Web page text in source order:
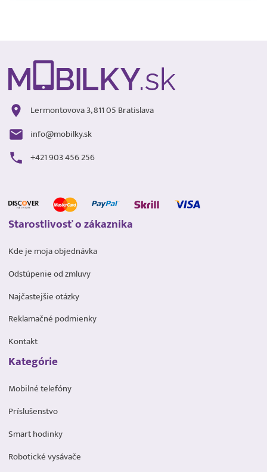
Lermontovova 3, 811 05 Bratislava
info@mobilky.sk
+421 903 456 256
Starostlivosť o zákaznika
Kde je moja objednávka
Odstúpenie od zmluvy
Najčastejšie otázky
Reklamačné podmienky
Kontakt
Kategórie
Mobilné telefóny
Príslušenstvo
Smart hodinky
Robotické vysávače